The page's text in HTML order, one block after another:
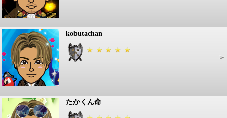
kobutachan
たかくん命